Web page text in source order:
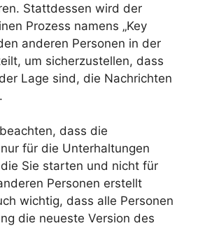
Stattdessen wird der
Prozess namens „Key
anderen Personen in der
um sicherzustellen, dass
Lage sind, die Nachrichten
dass die
für die Unterhaltungen
Sie starten und nicht für
Personen erstellt
wichtig, dass alle Personen
die neueste Version des